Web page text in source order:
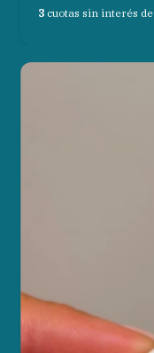
3 cuotas sin interés de